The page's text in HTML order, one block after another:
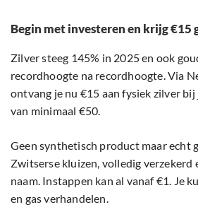
Begin met investeren en krijg €15
Zilver steeg 145% in 2025 en ook
recordhoogte na recordhoogte. Via
ontvang je nu €15 aan fysiek zilver
van minimaal €50.
Geen synthetisch product maar echt
Zwitserse kluizen, volledig verzekerd
naam. Instappen kan al vanaf €1. Je
en gas verhandelen.